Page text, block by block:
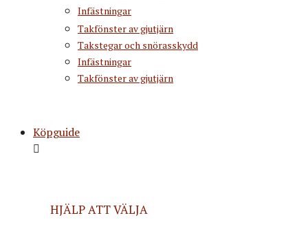
Infästningar
Takfönster av gjutjärn
Takstegar och snörasskydd
Infästningar
Takfönster av gjutjärn
Köpguide
HJÄLP ATT VÄLJA